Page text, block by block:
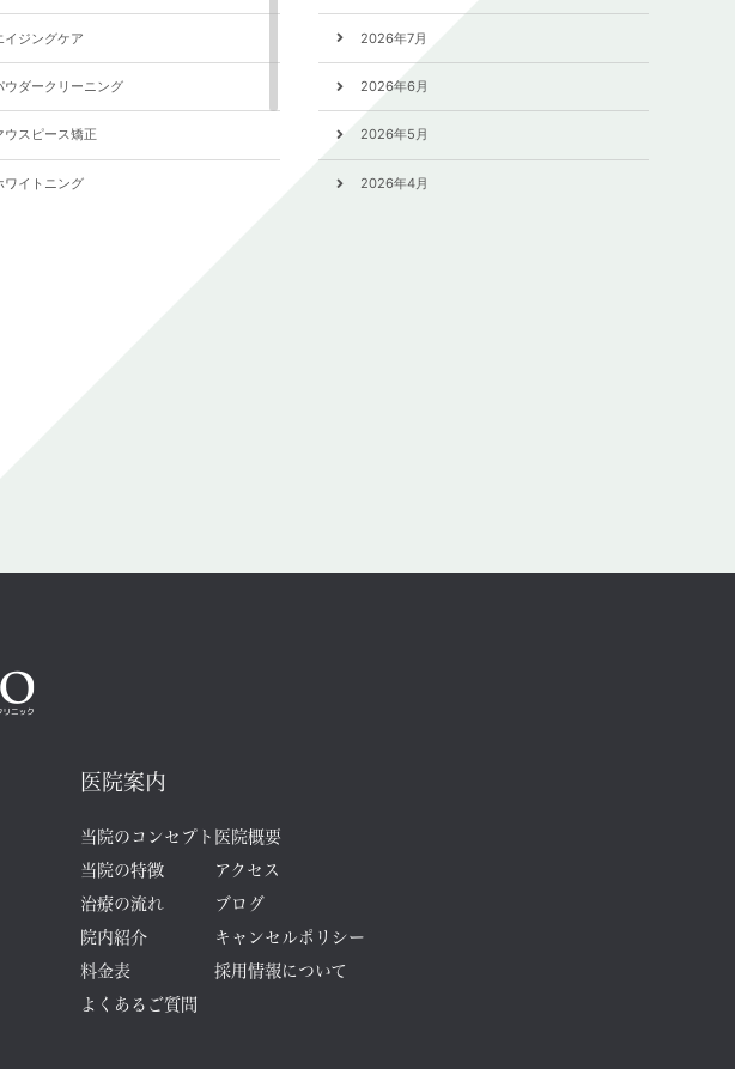
イジングケア
ウダークリーニング
ウスピース矯正
ワイトニング
2026年7月
2026年6月
2026年5月
2026年4月
医院案内
当院のコンセプト
当院の特徴
治療の流れ
院内紹介
料金表
よくあるご質問
医院概要
アクセス
ブログ
キャンセルポリシー
採用情報について